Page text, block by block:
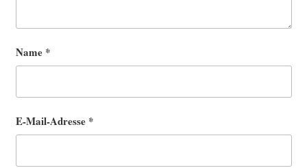
Name *
E-Mail-Adresse *